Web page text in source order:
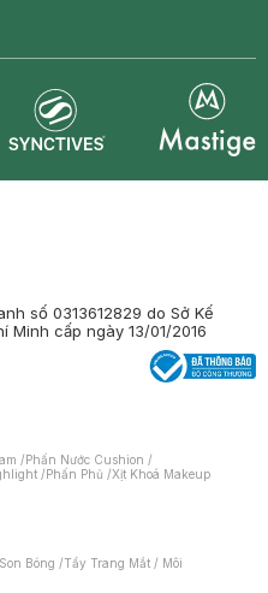
số 0313612829 do Sở Kế
cấp ngày 13/01/2016
/Phấn Nước Cushion /
/Phấn Phủ /Xịt Khoá Makeup
Son Bóng /Tẩy Trang Mắt / Môi